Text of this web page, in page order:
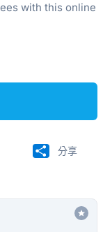
with this online
分享